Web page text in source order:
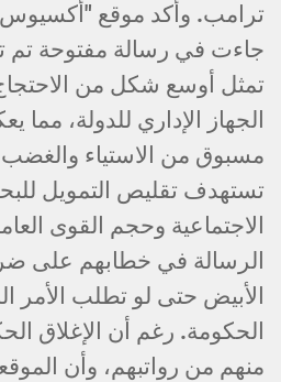
ترامب. وأكد موقع
جاءت في رسالة مفتوحة تم
تمثل أوسع شكل من
الجهاز الإداري للدولة،
مسبوق من الاستياء
تستهدف تقليص التمويل
الاجتماعية وحجم القوى
الرسالة في خطابهم على
الأبيض حتى لو تطلب الأمر
الحكومة. رغم أن الإغلاق
منهم من رواتبهم، وأن